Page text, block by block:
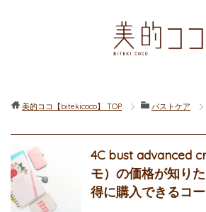
美的ココ【bitekicoco】 TOP バストケア
4C bust advanced
モ）の価格が知り
得に購入できるコ